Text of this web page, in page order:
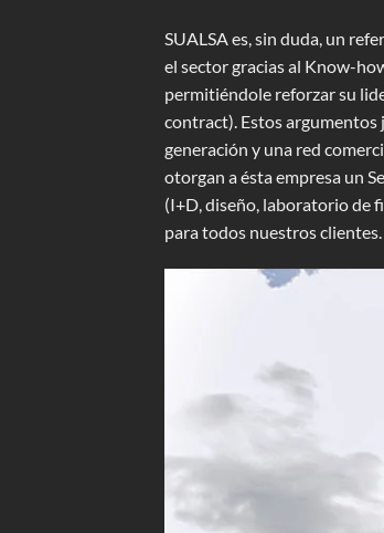
SUALSA es, sin duda, un
el sector gracias al Know-
permitiéndole reforzar su
contract). Estos
generación y una red
otorgan a ésta empresa un
(I+D, diseño, laboratorio de
para todos nuestros clientes.